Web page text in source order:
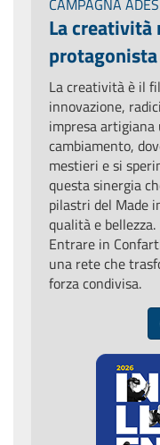
La creatività
La creatività è il
innovazione,
impresa
cambiamento,
mestieri e si
questa sinergia
pilastri del Made
qualità e bellezza.
Entrare in
una rete che
forza condivisa.